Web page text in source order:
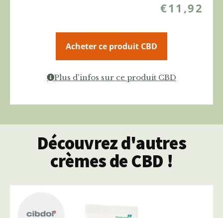
€11,92
Acheter ce produit CBD
Plus d'infos sur ce produit CBD
Découvrez d'autres
crèmes de CBD !